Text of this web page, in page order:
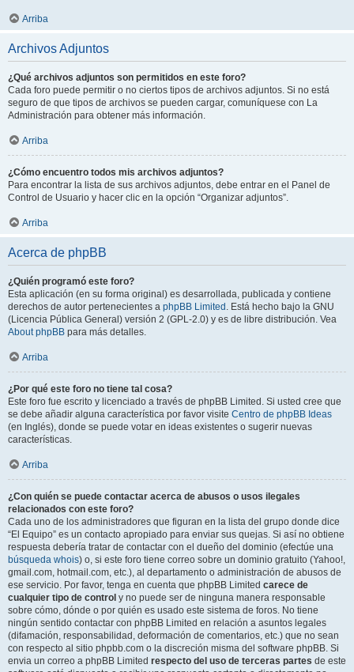
Arriba
Archivos Adjuntos
¿Qué archivos adjuntos son permitidos en este foro?
Cada foro puede permitir o no ciertos tipos de archivos adjuntos. Si no está
seguro de que tipos de archivos se pueden cargar, comuníquese con La
Administración para obtener más información.
Arriba
¿Cómo encuentro todos mis archivos adjuntos?
Para encontrar la lista de sus archivos adjuntos, debe entrar en el Panel de
Control de Usuario y hacer clic en la opción “Organizar adjuntos”.
Arriba
Acerca de phpBB
¿Quién programó este foro?
Esta aplicación (en su forma original) es desarrollada, publicada y contiene
derechos de autor pertenecientes a phpBB Limited . Está hecho bajo la GNU
(Licencia Pública General) versión 2 (GPL-2.0) y es de libre distribución. Vea
About phpBB para más detalles.
Arriba
¿Por qué este foro no tiene tal cosa?
Este foro fue escrito y licenciado a través de phpBB Limited. Si usted cree que
se debe añadir alguna característica por favor visite Centro de phpBB Ideas
(en Inglés), donde se puede votar en ideas existentes o sugerir nuevas
características.
Arriba
¿Con quién se puede contactar acerca de abusos o usos ilegales
relacionados con este foro?
Cada uno de los administradores que figuran en la lista del grupo donde dice
“El Equipo” es un contacto apropiado para enviar sus quejas. Si así no obtiene
respuesta debería tratar de contactar con el dueño del dominio (efectúe una
búsqueda whois) o, si este foro tiene correo sobre un dominio gratuito (Yahoo!,
gmail.com, hotmail.com, etc.), al departamento o administración de abusos de
ese servicio. Por favor, tenga en cuenta que phpBB Limited carece de
cualquier tipo de control y no puede ser de ninguna manera responsable
sobre cómo, dónde o por quién es usado este sistema de foros. No tiene
ningún sentido contactar con phpBB Limited en relación a asuntos legales
(difamación, responsabilidad, deformación de comentarios, etc.) que no sean
con respecto al sitio phpbb.com o la discreción misma del software phpBB. Si
envia un correo a phpBB Limited respecto del uso de terceras partes de este